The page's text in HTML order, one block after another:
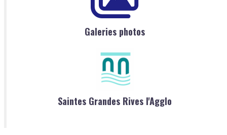
Galeries photos
Saintes Grandes Rives l'Agglo